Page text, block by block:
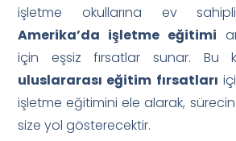
işletme okullarına ev
Amerika’da işletme eğitimi
için eşsiz fırsatlar sunar. Bu
uluslararası eğitim fırsatları
işletme eğitimini ele alarak,
size yol gösterecektir.